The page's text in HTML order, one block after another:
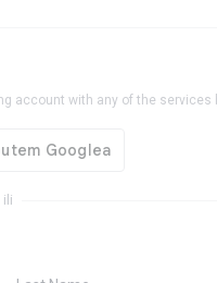
account with any of the services
ili